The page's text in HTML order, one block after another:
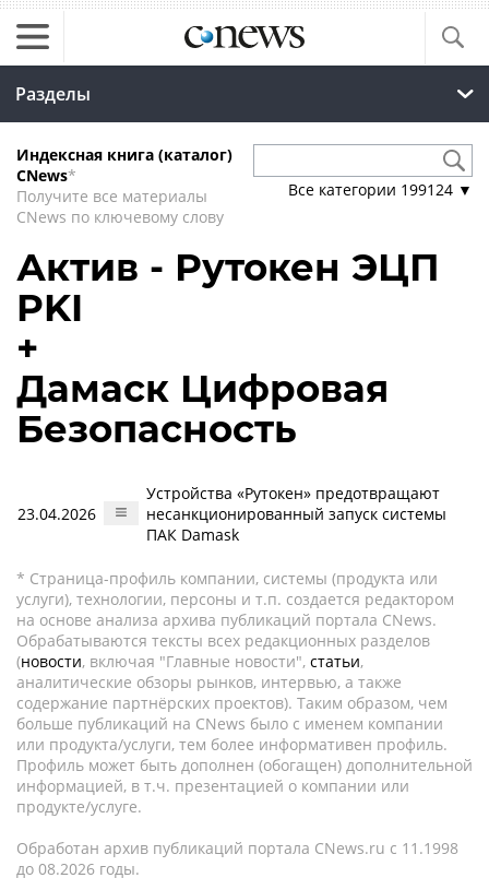
Разделы
Индексная книга (каталог)
CNews*
Получите все материалы
CNews по ключевому слову
Все категории 199124 ▼
Актив - Рутокен ЭЦП
PKI
+
Дамаск Цифровая
Безопасность
23.04.2026
Устройства «Рутокен» предотвращают
несанкционированный запуск системы
ПАК Damask
* Страница-профиль компании, системы (продукта или
услуги), технологии, персоны и т.п. создается редактором
на основе анализа архива публикаций портала CNews.
Обрабатываются тексты всех редакционных разделов
(новости, включая "Главные новости", статьи,
аналитические обзоры рынков, интервью, а также
содержание партнёрских проектов). Таким образом, чем
больше публикаций на CNews было с именем компании
или продукта/услуги, тем более информативен профиль.
Профиль может быть дополнен (обогащен) дополнительной
информацией, в т.ч. презентацией о компании или
продукте/услуге.
Обработан архив публикаций портала CNews.ru c 11.1998
до 08.2026 годы.